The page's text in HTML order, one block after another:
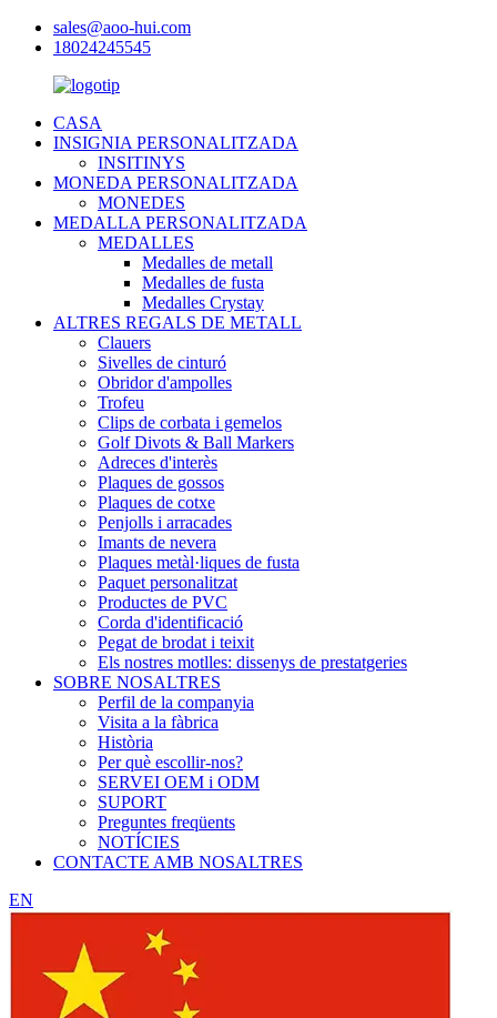
sales@aoo-hui.com
18024245545
CASA
INSIGNIA PERSONALITZADA
INSITINYS
MONEDA PERSONALITZADA
MONEDES
MEDALLA PERSONALITZADA
MEDALLES
Medalles de metall
Medalles de fusta
Medalles Crystay
ALTRES REGALS DE METALL
Clauers
Sivelles de cinturó
Obridor d'ampolles
Trofeu
Clips de corbata i gemelos
Golf Divots & Ball Markers
Adreces d'interès
Plaques de gossos
Plaques de cotxe
Penjolls i arracades
Imants de nevera
Plaques metàl·liques de fusta
Paquet personalitzat
Productes de PVC
Corda d'identificació
Pegat de brodat i teixit
Els nostres motlles: dissenys de prestatgeries
SOBRE NOSALTRES
Perfil de la companyia
Visita a la fàbrica
Història
Per què escollir-nos?
SERVEI OEM i ODM
SUPORT
Preguntes freqüents
NOTÍCIES
CONTACTE AMB NOSALTRES
EN